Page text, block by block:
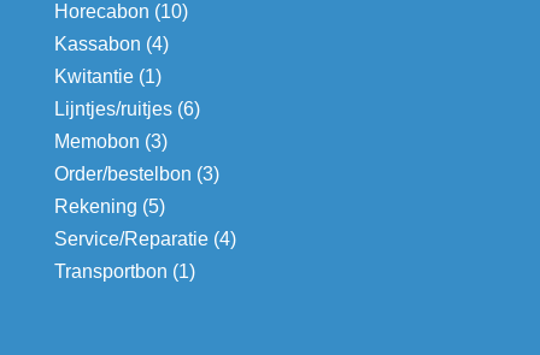
Horecabon (10)
Kassabon (4)
Kwitantie (1)
Lijntjes/ruitjes (6)
Memobon (3)
Order/bestelbon (3)
Rekening (5)
Service/Reparatie (4)
Transportbon (1)